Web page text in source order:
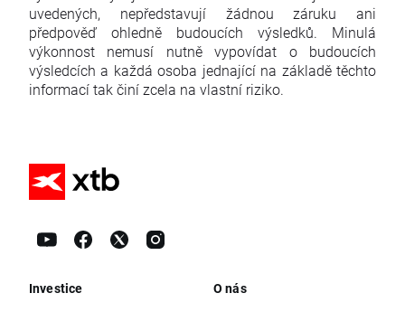
uvedených, nepředstavují žádnou záruku ani
předpověď ohledně budoucích výsledků. Minulá
výkonnost nemusí nutně vypovídat o budoucích
výsledcích a každá osoba jednající na základě těchto
informací tak činí zcela na vlastní riziko.
Investice O nás